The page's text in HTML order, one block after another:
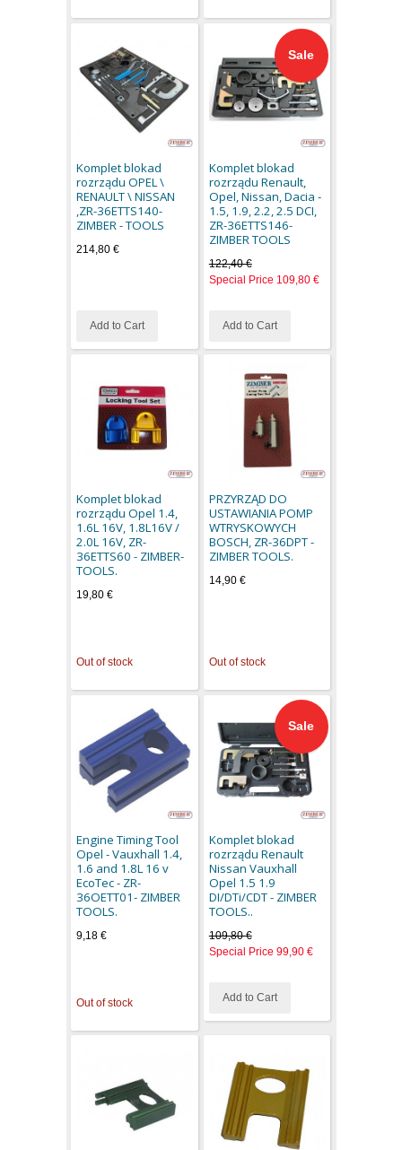
Komplet blokad
rozrządu OPEL \
RENAULT \ NISSAN
,ZR-36ETTS140-
ZIMBER - TOOLS
214,80 €
Add to Cart
Sale
Komplet blokad
rozrządu Renault,
Opel, Nissan, Dacia -
1.5, 1.9, 2.2, 2.5 DCI,
ZR-36ETTS146-
ZIMBER TOOLS
122,40 €
Special Price 109,80 €
Add to Cart
Komplet blokad
rozrządu Opel 1.4,
1.6L 16V, 1.8L16V /
2.0L 16V, ZR-
36ETTS60 - ZIMBER-
TOOLS.
19,80 €
Out of stock
PRZYRZĄD DO
USTAWIANIA POMP
WTRYSKOWYCH
BOSCH, ZR-36DPT -
ZIMBER TOOLS.
14,90 €
Out of stock
Engine Timing Tool
Opel - Vauxhall 1.4,
1.6 and 1.8L 16 v
EcoTec - ZR-
36OETT01- ZIMBER
TOOLS.
9,18 €
Out of stock
Sale
Komplet blokad
rozrządu Renault
Nissan Vauxhall
Opel 1.5 1.9
DI/DTi/CDT - ZIMBER
TOOLS..
109,80 €
Special Price 99,90 €
Add to Cart